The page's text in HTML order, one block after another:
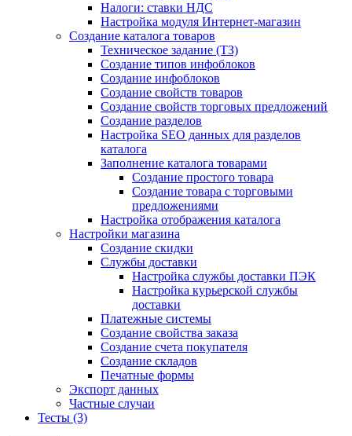
Налоги: ставки НДС
Настройка модуля Интернет-магазин
Создание каталога товаров
Техническое задание (ТЗ)
Создание типов инфоблоков
Создание инфоблоков
Создание свойств товаров
Создание свойств торговых предложений
Создание разделов
Настройка SEO данных для разделов
каталога
Заполнение каталога товарами
Создание простого товара
Создание товара с торговыми
предложениями
Настройка отображения каталога
Настройки магазина
Создание скидки
Службы доставки
Настройка службы доставки ПЭК
Настройка курьерской службы
доставки
Платежные системы
Создание свойства заказа
Создание счета покупателя
Создание складов
Печатные формы
Экспорт данных
Частные случаи
Тесты (3)